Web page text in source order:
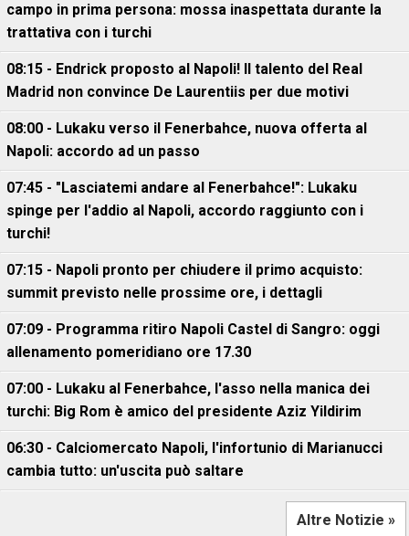
campo in prima persona: mossa inaspettata durante la
trattativa con i turchi
08:15 - Endrick proposto al Napoli! Il talento del Real
Madrid non convince De Laurentiis per due motivi
08:00 - Lukaku verso il Fenerbahce, nuova offerta al
Napoli: accordo ad un passo
07:45 - "Lasciatemi andare al Fenerbahce!": Lukaku
spinge per l'addio al Napoli, accordo raggiunto con i
turchi!
07:15 - Napoli pronto per chiudere il primo acquisto:
summit previsto nelle prossime ore, i dettagli
07:09 - Programma ritiro Napoli Castel di Sangro: oggi
allenamento pomeridiano ore 17.30
07:00 - Lukaku al Fenerbahce, l'asso nella manica dei
turchi: Big Rom è amico del presidente Aziz Yildirim
06:30 - Calciomercato Napoli, l'infortunio di Marianucci
cambia tutto: un'uscita può saltare
Altre Notizie »